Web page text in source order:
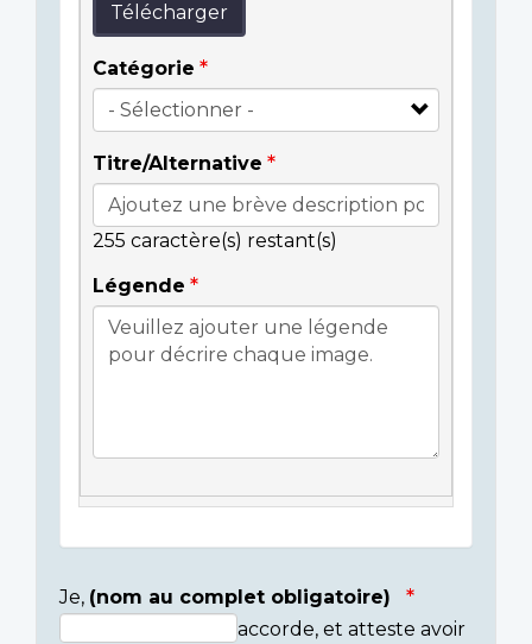
Télécharger
Catégorie
Titre/Alternative
255 caractère(s) restant(s)
Légende
Je, (nom au complet obligatoire)
accorde, et atteste avoir